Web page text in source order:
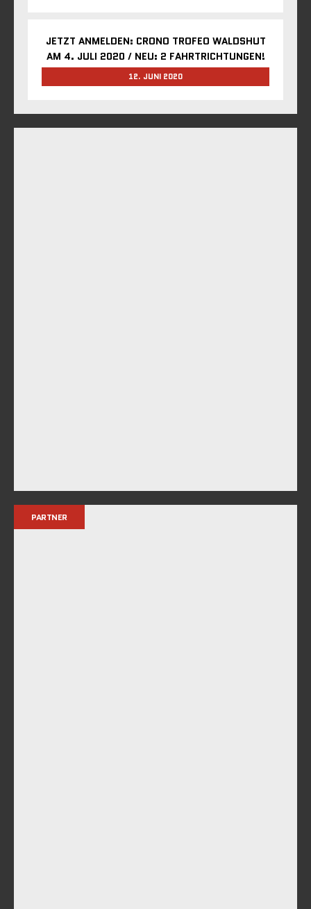
JETZT ANMELDEN: CRONO TROFEO WALDSHUT
AM 4. JULI 2020 / NEU: 2 FAHRTRICHTUNGEN!
12. JUNI 2020
PARTNER